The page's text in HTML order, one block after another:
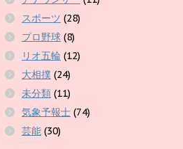
スポーツ (28)
プロ野球 (8)
リオ五輪 (12)
大相撲 (24)
未分類 (11)
気象予報士 (74)
芸能 (30)